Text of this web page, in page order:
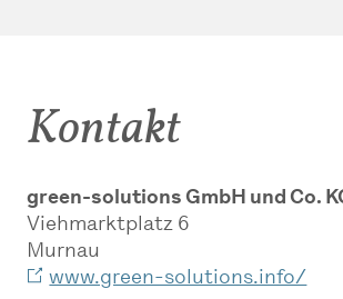
Kontakt
green-solutions GmbH und Co.
Viehmarktplatz 6
Murnau
www.green-solutions.info/